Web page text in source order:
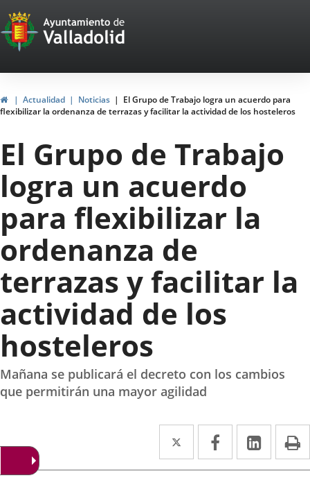
Portal
Web
del
Ayuntamiento
de
Valladolid
InicioActualidad Noticias
El Grupo de Trabajo logra un acuerdo para
flexibilizar la ordenanza de terrazas y facilitar la actividad de los hosteleros
El Grupo de Trabajo
logra un acuerdo
para flexibilizar la
ordenanza de
terrazas y facilitar la
actividad de los
hosteleros
Mañana se publicará el decreto con los cambios
que permitirán una mayor agilidad
Twitter
Enlace
a
Facebook
Enlace
a
Enlace
a